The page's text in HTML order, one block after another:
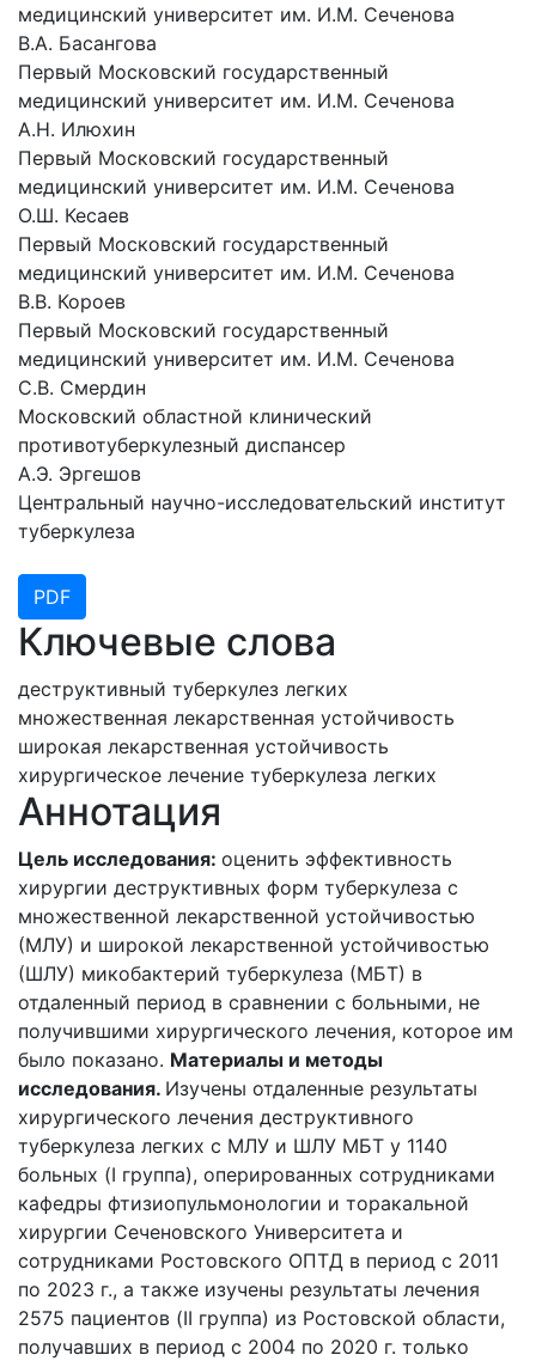
медицинский университет им. И.М. Сеченова
В.А. Басангова
Первый Московский государственный
медицинский университет им. И.М. Сеченова
А.Н. Илюхин
Первый Московский государственный
медицинский университет им. И.М. Сеченова
О.Ш. Кесаев
Первый Московский государственный
медицинский университет им. И.М. Сеченова
В.В. Короев
Первый Московский государственный
медицинский университет им. И.М. Сеченова
С.В. Смердин
Московский областной клинический
противотуберкулезный диспансер
А.Э. Эргешов
Центральный научно-исследовательский институт
туберкулеза
PDF
Ключевые слова
деструктивный туберкулез легких
множественная лекарственная устойчивость
широкая лекарственная устойчивость
хирургическое лечение туберкулеза легких
Аннотация
Цель исследования: оценить эффективность
хирургии деструктивных форм туберкулеза с
множественной лекарственной устойчивостью
(МЛУ) и широкой лекарственной устойчивостью
(ШЛУ) микобактерий туберкулеза (МБТ) в
отдаленный период в сравнении с больными, не
получившими хирургического лечения, которое им
было показано. Материалы и методы
исследования. Изучены отдаленные результаты
хирургического лечения деструктивного
туберкулеза легких с МЛУ и ШЛУ МБТ у 1140
больных (I группа), оперированных сотрудниками
кафедры фтизиопульмонологии и торакальной
хирургии Сеченовского Университета и
сотрудниками Ростовского ОПТД в период с 2011
по 2023 г., а также изучены результаты лечения
2575 пациентов (II группа) из Ростовской области,
получавших в период с 2004 по 2020 г. только